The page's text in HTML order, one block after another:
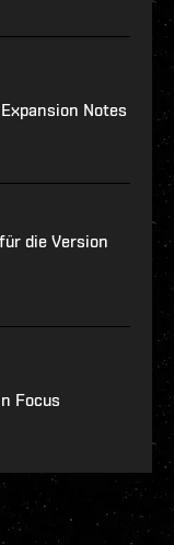
Notes
die Version
Focus